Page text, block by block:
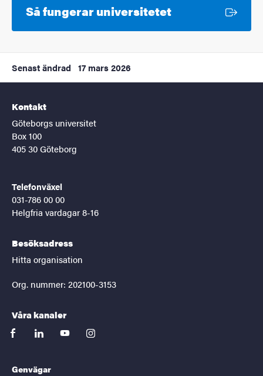
Så fungerar universitetetExtern länk
Senast ändrad 17 mars 2026
Kontakt
Göteborgs universitet
Box 100
405 30 Göteborg
Telefonväxel
031-786 00 00
Helgfria vardagar 8-16
Besöksadress
Hitta organisation
Org. nummer: 202100-3153
Våra kanaler
facebooklinkedinyoutubeinstagram
Genvägar